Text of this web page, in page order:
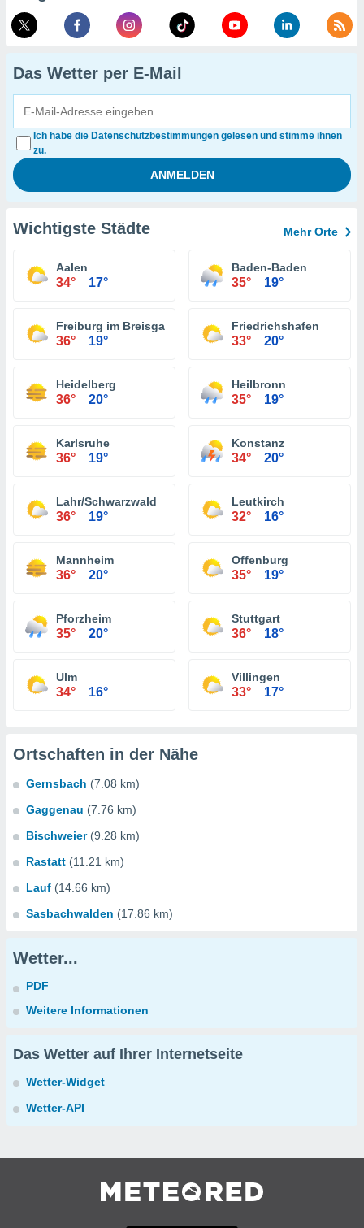
Das Wetter per E-Mail
Ich habe die Datenschutzbestimmungen gelesen und stimme ihnen
zu.
Wichtigste Städte Mehr Orte
Aalen
34° 17°
Baden-Baden
35° 19°
Freiburg im Breisgau
36° 19°
Friedrichshafen
33° 20°
Heidelberg
36° 20°
Heilbronn
35° 19°
Karlsruhe
36° 19°
Konstanz
34° 20°
Lahr/Schwarzwald
36° 19°
Leutkirch
32° 16°
Mannheim
36° 20°
Offenburg
35° 19°
Pforzheim
35° 20°
Stuttgart
36° 18°
Ulm
34° 16°
Villingen
33° 17°
Ortschaften in der Nähe
Gernsbach (7.08 km)
Gaggenau (7.76 km)
Bischweier (9.28 km)
Rastatt (11.21 km)
Lauf (14.66 km)
Sasbachwalden (17.86 km)
Wetter...
PDF
Weitere Informationen
Das Wetter auf Ihrer Internetseite
Wetter-Widget
Wetter-API